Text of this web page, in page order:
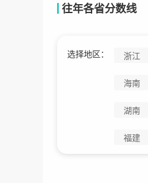
往年各省分数线
选择地区： 浙江
海南
湖南
福建